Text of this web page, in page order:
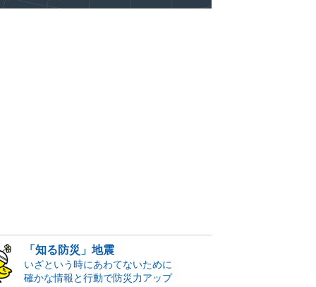
「知る防災」地震
いざという時にあわてないために
確かな情報と行動で防災力アップ